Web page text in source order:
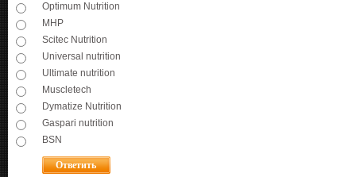
Optimum Nutrition
MHP
Scitec Nutrition
Universal nutrition
Ultimate nutrition
Muscletech
Dymatize Nutrition
Gaspari nutrition
BSN